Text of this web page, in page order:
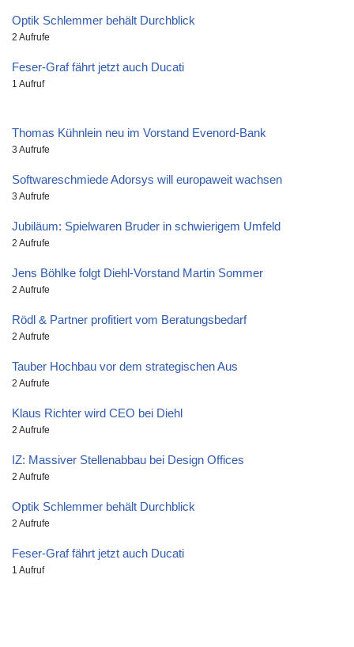
Optik Schlemmer behält Durchblick
2 Aufrufe
Feser-Graf fährt jetzt auch Ducati
1 Aufruf
Thomas Kühnlein neu im Vorstand Evenord-Bank
3 Aufrufe
Softwareschmiede Adorsys will europaweit wachsen
3 Aufrufe
Jubiläum: Spielwaren Bruder in schwierigem Umfeld
2 Aufrufe
Jens Böhlke folgt Diehl-Vorstand Martin Sommer
2 Aufrufe
Rödl & Partner profitiert vom Beratungsbedarf
2 Aufrufe
Tauber Hochbau vor dem strategischen Aus
2 Aufrufe
Klaus Richter wird CEO bei Diehl
2 Aufrufe
IZ: Massiver Stellenabbau bei Design Offices
2 Aufrufe
Optik Schlemmer behält Durchblick
2 Aufrufe
Feser-Graf fährt jetzt auch Ducati
1 Aufruf